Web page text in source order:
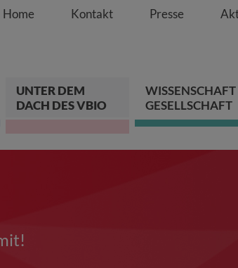
Springe direkt zu:
Zum Hauptinhalt
Zur Hauptnavigation
Zur Footer-
Home Kontakt Presse
UNTER DEM
DACH DES VBIO
GESELLSCHAFT